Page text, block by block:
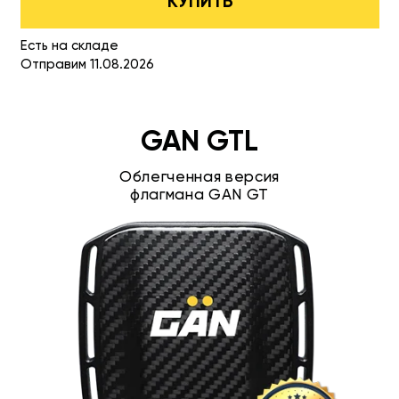
Есть на складе
Отправим 11.08.2026
GAN GTL
Облегченная версия
флагмана GAN GT